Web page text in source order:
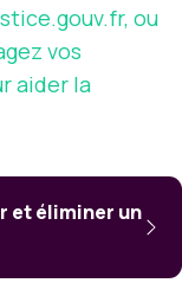
ou
vos
aider la
et éliminer un